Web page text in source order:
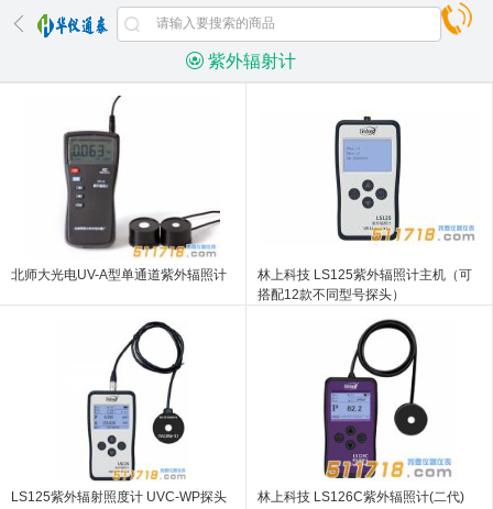
紫外辐射计
北师大光电UV-A型单通道紫外辐照计
林上科技 LS125紫外辐照计主机（可
搭配12款不同型号探头）
LS125紫外辐射照度计 UVC-WP探头 林上科技 LS126C紫外辐照计(二代)